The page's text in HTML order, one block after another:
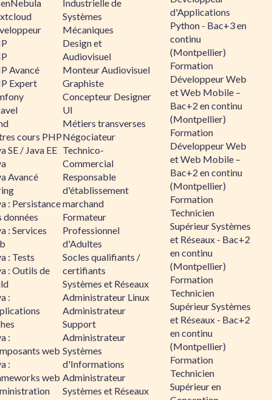
Avancé
Expert
cours PHP
SE / Java EE
Avancé
: Persistance
données
: Services
: Tests
: Outils de
:
:
web
:
web
Industrielle de
Systèmes
Mécaniques
Design et
Audiovisuel
Monteur Audiovisuel
Graphiste
Concepteur Designer
UI
Métiers transverses
Négociateur
Technico-
Commercial
Responsable
d'établissement
marchand
Formateur
Professionnel
d'Adultes
Socles qualifiants /
certifiants
Systèmes et Réseaux
Administrateur Linux
Administrateur
Support
Administrateur
Systèmes
d'Informations
Administrateur
Systèmes et Réseaux
d'Applications
Python - Bac+3 en
continu
(Montpellier)
Formation
Développeur Web
et Web Mobile –
Bac+2 en continu
(Montpellier)
Formation
Développeur Web
et Web Mobile –
Bac+2 en continu
(Montpellier)
Formation
Technicien
Supérieur Systèmes
et Réseaux - Bac+2
en continu
(Montpellier)
Formation
Technicien
Supérieur Systèmes
et Réseaux - Bac+2
en continu
(Montpellier)
Formation
Technicien
Supérieur en